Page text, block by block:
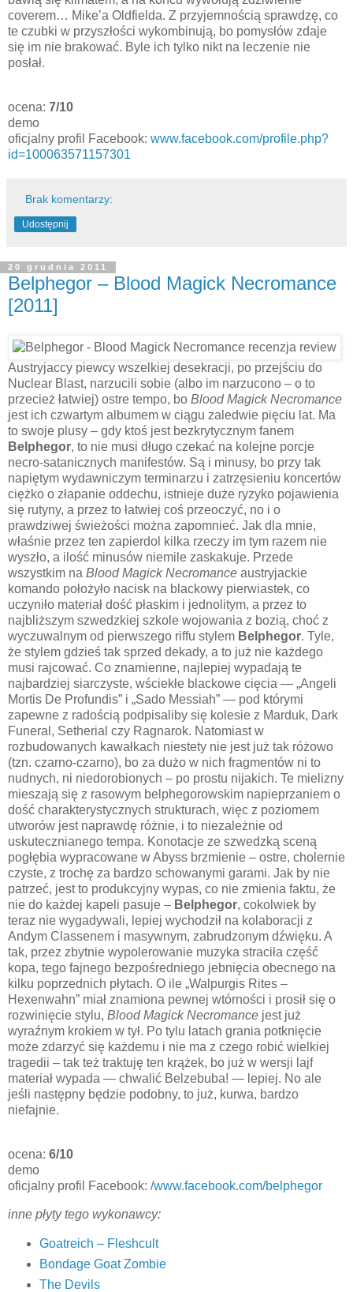
coverem… Mike’a Oldfielda. Z przyjemnością sprawdzę, co
te czubki w przyszłości wykombinują, bo pomysłów zdaje
się im nie brakować. Byle ich tylko nikt na leczenie nie
posłał.
ocena: 7/10
demo
oficjalny profil Facebook: www.facebook.com/profile.php?
id=100063571157301
Brak komentarzy:
Udostępnij
20 grudnia 2011
Belphegor – Blood Magick Necromance
[2011]
Austryjaccy piewcy wszelkiej desekracji, po przejściu do
Nuclear Blast, narzucili sobie (albo im narzucono – o to
przecież łatwiej) ostre tempo, bo Blood Magick Necromance
jest ich czwartym albumem w ciągu zaledwie pięciu lat. Ma
to swoje plusy – gdy ktoś jest bezkrytycznym fanem
Belphegor, to nie musi długo czekać na kolejne porcje
necro-satanicznych manifestów. Są i minusy, bo przy tak
napiętym wydawniczym terminarzu i zatrzęsieniu koncertów
ciężko o złapanie oddechu, istnieje duże ryzyko pojawienia
się rutyny, a przez to łatwiej coś przeoczyć, no i o
prawdziwej świeżości można zapomnieć. Jak dla mnie,
właśnie przez ten zapierdol kilka rzeczy im tym razem nie
wyszło, a ilość minusów niemile zaskakuje. Przede
wszystkim na Blood Magick Necromance austryjackie
komando położyło nacisk na blackowy pierwiastek, co
uczyniło materiał dość płaskim i jednolitym, a przez to
najbliższym szwedzkiej szkole wojowania z bozią, choć z
wyczuwalnym od pierwszego riffu stylem Belphegor. Tyle,
że stylem gdzieś tak sprzed dekady, a to już nie każdego
musi rajcować. Co znamienne, najlepiej wypadają te
najbardziej siarczyste, wściekłe blackowe cięcia — „Angeli
Mortis De Profundis” i „Sado Messiah” — pod którymi
zapewne z radością podpisaliby się kolesie z Marduk, Dark
Funeral, Setherial czy Ragnarok. Natomiast w
rozbudowanych kawałkach niestety nie jest już tak różowo
(tzn. czarno-czarno), bo za dużo w nich fragmentów ni to
nudnych, ni niedorobionych – po prostu nijakich. Te mielizny
mieszają się z rasowym belphegorowskim napieprzaniem o
dość charakterystycznych strukturach, więc z poziomem
utworów jest naprawdę różnie, i to niezależnie od
uskutecznianego tempa. Konotacje ze szwedzką sceną
pogłębia wypracowane w Abyss brzmienie – ostre, cholernie
czyste, z trochę za bardzo schowanymi garami. Jak by nie
patrzeć, jest to produkcyjny wypas, co nie zmienia faktu, że
nie do każdej kapeli pasuje – Belphegor, cokolwiek by
teraz nie wygadywali, lepiej wychodził na kolaboracji z
Andym Classenem i masywnym, zabrudzonym dźwięku. A
tak, przez zbytnie wypolerowanie muzyka straciła część
kopa, tego fajnego bezpośredniego jebnięcia obecnego na
kilku poprzednich płytach. O ile „Walpurgis Rites –
Hexenwahn” miał znamiona pewnej wtórności i prosił się o
rozwinięcie stylu, Blood Magick Necromance jest już
wyraźnym krokiem w tył. Po tylu latach grania potknięcie
może zdarzyć się każdemu i nie ma z czego robić wielkiej
tragedii – tak też traktuję ten krążek, bo już w wersji lajf
materiał wypada — chwalić Belzebuba! — lepiej. No ale
jeśli następny będzie podobny, to już, kurwa, bardzo
niefajnie.
ocena: 6/10
demo
oficjalny profil Facebook: /www.facebook.com/belphegor
inne płyty tego wykonawcy:
Goatreich – Fleshcult
Bondage Goat Zombie
The Devils